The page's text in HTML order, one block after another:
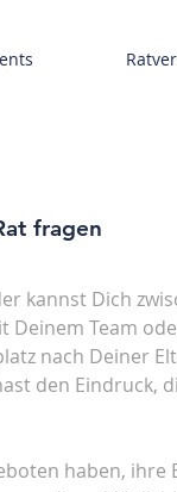
fragen
kannst Dich
Team
nach Deiner
den Eindruck,
haben,